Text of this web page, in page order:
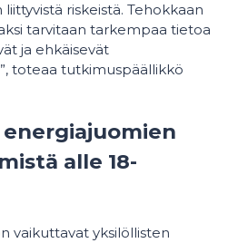
riskeistä. Tehokkaan
tarvitaan tarkempaa tietoa
ja ehkäisevät
toteaa tutkimuspäällikkö
alle 18-
vaikuttavat yksilöllisten